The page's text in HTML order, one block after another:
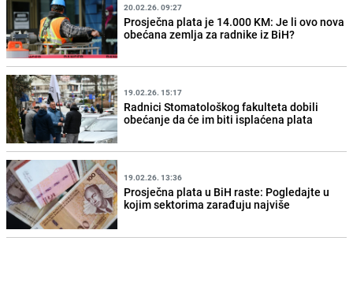
20.02.26. 09:27
Prosječna plata je 14.000 KM: Je li ovo nova
obećana zemlja za radnike iz BiH?
19.02.26. 15:17
Radnici Stomatološkog fakulteta dobili
obećanje da će im biti isplaćena plata
19.02.26. 13:36
Prosječna plata u BiH raste: Pogledajte u
kojim sektorima zarađuju najviše